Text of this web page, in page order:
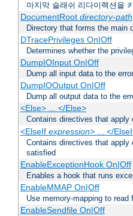
마지막 슬래쉬 리다이렉션을
DocumentRoot directory-path
Directory that forms the main
DTracePrivileges On|Off
Determines whether the
DumpIOInput On|Off
Dump all input data to the
DumpIOOutput On|Off
Dump all output data to the
<Else> ... </Else>
Contains directives that
<ElseIf expression> ... </
Contains directives that
satisfied
EnableExceptionHook On|Off
Enables a hook that runs
EnableMMAP On|Off
Use memory-mapping to read
EnableSendfile On|Off